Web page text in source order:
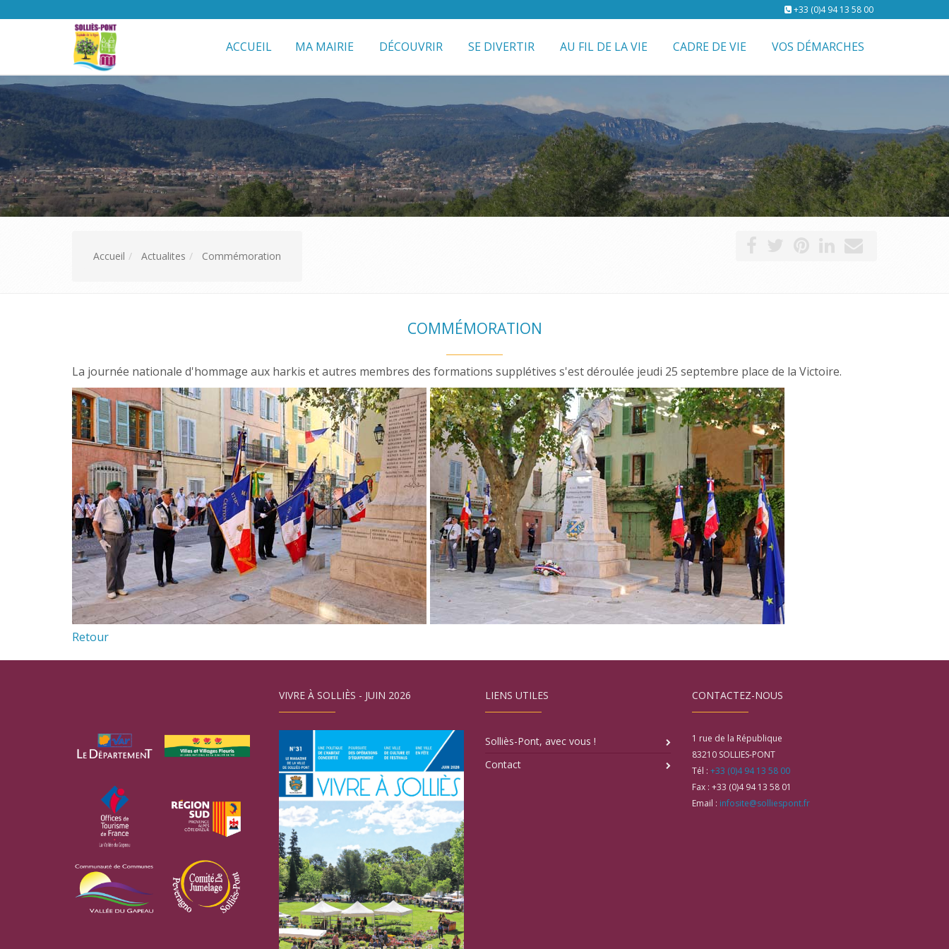
+33 (0)4 94 13 58 00
ACCUEIL MA MAIRIE DÉCOUVRIR SE DIVERTIR AU FIL DE LA VIE CADRE DE VIE VOS DÉMARCHES
Accueil Actualites Commémoration
COMMÉMORATION
La journée nationale d'hommage aux harkis et autres membres des formations supplétives s'est déroulée jeudi 25 septembre place de la Victoire.
Retour
VIVRE À SOLLIÈS - JUIN 2026 LIENS UTILES
Solliès-Pont, avec vous !
Contact
CONTACTEZ-NOUS
1 rue de la République
83210 SOLLIES-PONT
Tél : +33 (0)4 94 13 58 00
Fax : +33 (0)4 94 13 58 01
Email : infosite@solliespont.fr